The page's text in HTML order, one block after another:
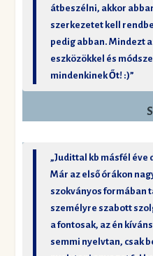
átbeszélni, akkor
szerkezetet kell
pedig abban. Mindezt
eszközökkel és
mindenkinek Őt! :)”
„Judittal kb másfél éve
Már az első órákon
szokványos formában
személyre szabott
a fontosak, az én
semmi nyelvtan, csak